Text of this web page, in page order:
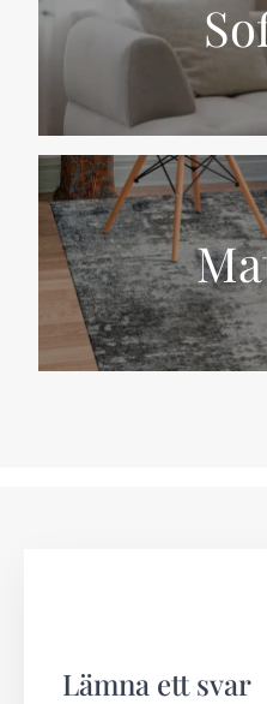
Lämna ett svar